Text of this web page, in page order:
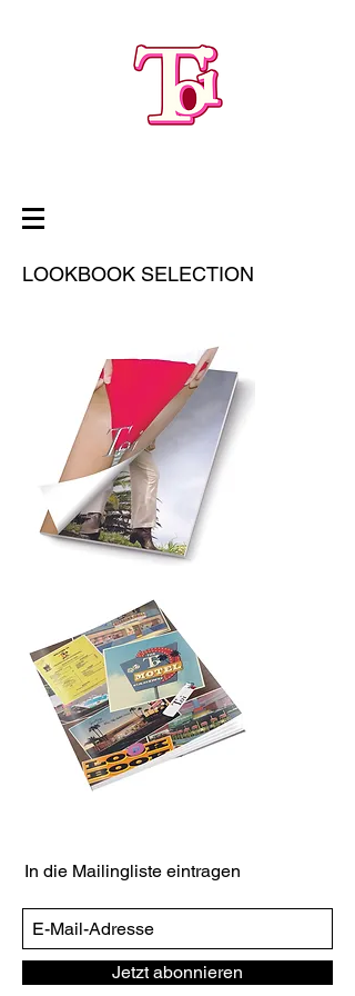
LOOKBOOK SELECTION
In die Mailingliste eintragen
Jetzt abonnieren